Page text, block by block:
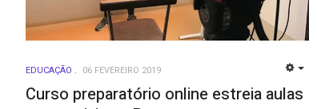
EDUCAÇÃO 06 FEVEREIRO 2019
Curso preparatório online estreia aulas